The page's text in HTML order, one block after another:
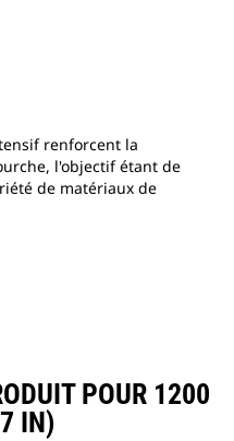
renforcent la
l'objectif étant de
de matériaux de
POUR 1200
IN)